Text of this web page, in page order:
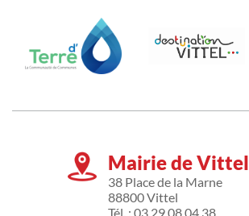
Mairie de Vittel
38 Place de la Marne
88800 Vittel
Tél. : 03 29 08 04 38